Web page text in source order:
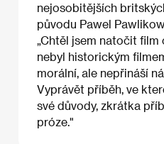
nejosobitějších
původu Pawel
„Chtěl jsem natočit
nebyl historickým
morální, ale nepřináší
Vyprávět příběh, ve
své důvody, zkrátka
próze."